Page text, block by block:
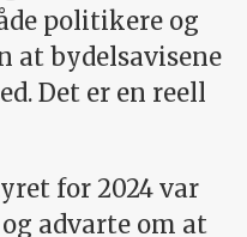
politikere og
at bydelsavisene
Det er en reell
for 2024 var
advarte om at